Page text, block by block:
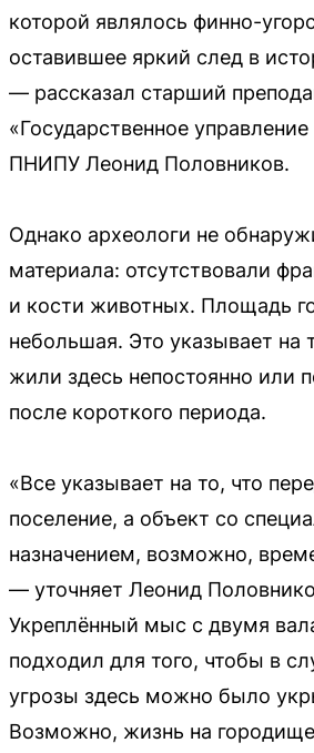
которой являлось финно-
оставившее яркий след в
— рассказал старший
«Государственное
ПНИПУ Леонид Половников.
Однако археологи не
материала: отсутствовали
и кости животных. Площадь
небольшая. Это указывает на
жили здесь непостоянно или
после короткого периода.
«Все указывает на то, что
поселение, а объект со
назначением, возможно,
— уточняет Леонид
Укреплённый мыс с двумя
подходил для того, чтобы в
угрозы здесь можно было
Возможно, жизнь на